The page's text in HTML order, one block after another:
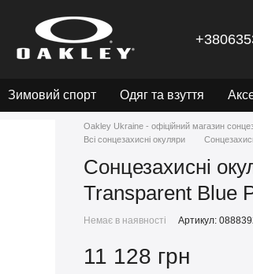
Зимовий спорт Одяг та взуття
Oakley Ukraine - офіційний магазин
Всі сонцезахисні окуляри
Сонцезахисні
Transparent Blue
Немає в наявності Артикул:
11 128 грн